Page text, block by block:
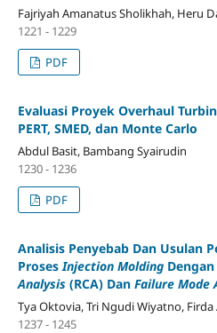
Fajriyah Amanatus Sholikhah, Heru
1221 - 1229
PDF
Evaluasi Proyek Overhaul
PERT, SMED, dan Monte Carlo
Abdul Basit, Bambang Syairudin
1230 - 1236
PDF
Analisis Penyebab Dan Usulan
Proses Injection Molding
Analysis (RCA) Dan Failure Mode
Tya Oktovia, Tri Ngudi Wiyatno, Firda
1237 - 1245